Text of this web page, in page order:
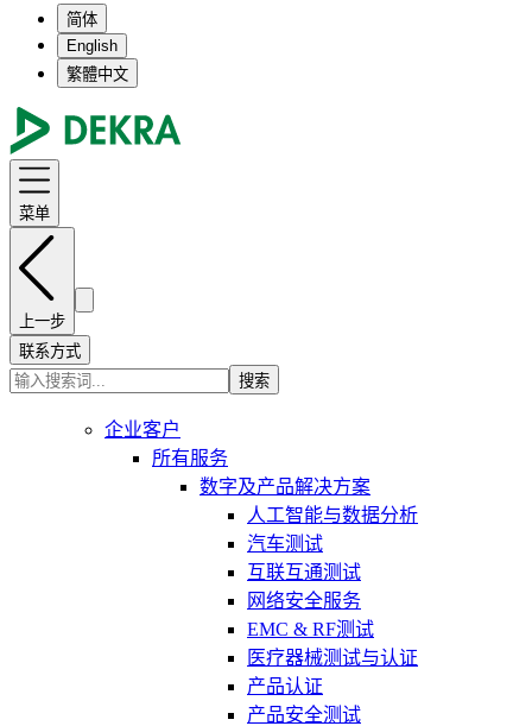
简体
English
繁體中文
菜单
上一步
联系方式
搜索
企业客户
所有服务
数字及产品解决方案
人工智能与数据分析
汽车测试
互联互通测试
网络安全服务
EMC & RF测试
医疗器械测试与认证
产品认证
产品安全测试